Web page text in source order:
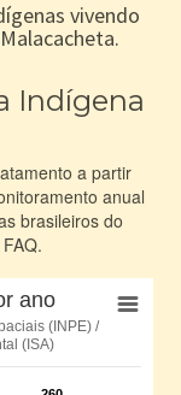
vivendo
Indígena
a partir
anual
brasileiros do